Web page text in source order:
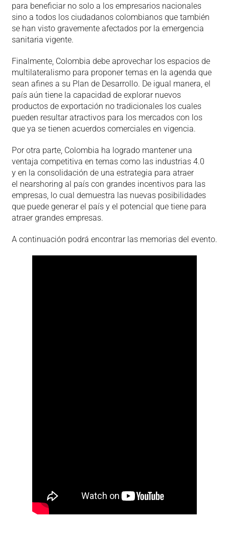
para beneficiar no solo a los empresarios nacionales
sino a todos los ciudadanos colombianos que también
se han visto gravemente afectados por la emergencia
sanitaria vigente.
Finalmente, Colombia debe aprovechar los espacios de
multilateralismo para proponer temas en la agenda que
sean afines a su Plan de Desarrollo. De igual manera, el
país aún tiene la capacidad de explorar nuevos
productos de exportación no tradicionales los cuales
pueden resultar atractivos para los mercados con los
que ya se tienen acuerdos comerciales en vigencia.
Por otra parte, Colombia ha logrado mantener una
ventaja competitiva en temas como las industrias 4.0
y en la consolidación de una estrategia para atraer
el nearshoring al país con grandes incentivos para las
empresas, lo cual demuestra las nuevas posibilidades
que puede generar el país y el potencial que tiene para
atraer grandes empresas.
A continuación podrá encontrar las memorias del evento.